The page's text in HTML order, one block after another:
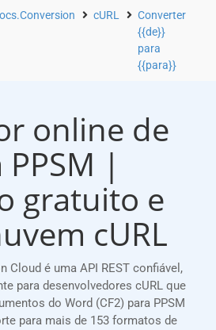
cURL
Converter
{{de}}
para
{{para}}
online de
|
gratuito e
cURL
Cloud é uma API REST confiável,
para desenvolvedores cURL que
do Word (CF2) para PPSM
para mais de 153 formatos de